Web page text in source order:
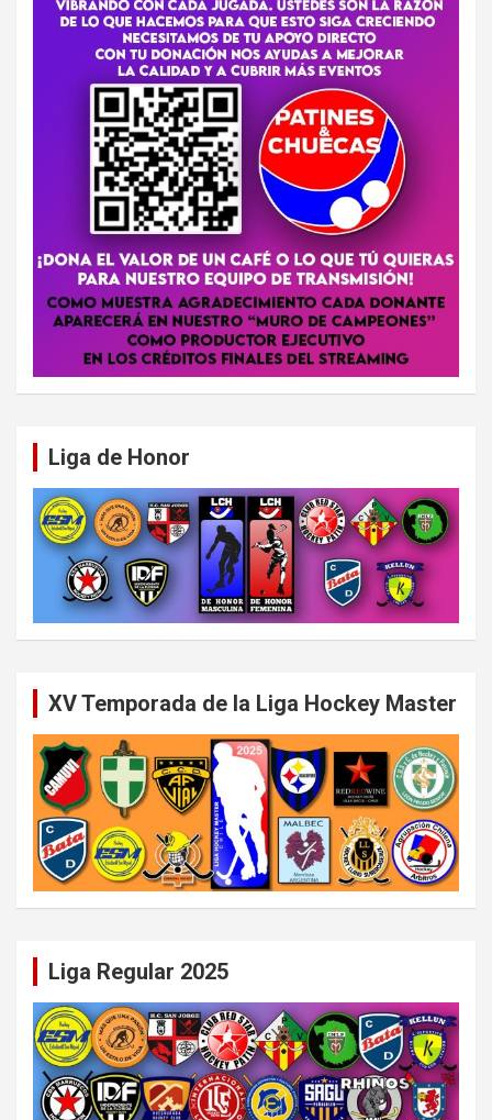
Liga de Honor
XV Temporada de la Liga Hockey Master
Liga Regular 2025